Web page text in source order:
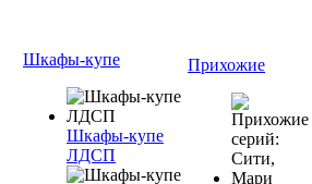
Шкафы-купе
Шкафы-купе
ЛДСП
Прихожие